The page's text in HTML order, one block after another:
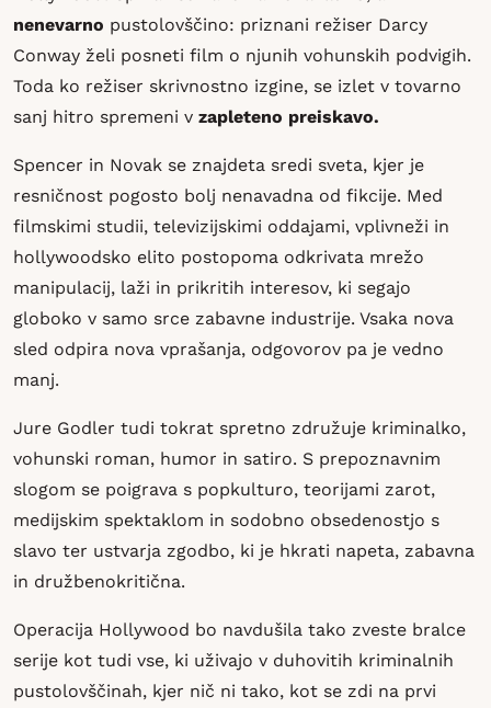
nenevarno pustolovščino: priznani režiser Darcy
Conway želi posneti film o njunih vohunskih podvigih.
Toda ko režiser skrivnostno izgine, se izlet v tovarno
sanj hitro spremeni v zapleteno preiskavo.
Spencer in Novak se znajdeta sredi sveta, kjer je
resničnost pogosto bolj nenavadna od fikcije. Med
filmskimi studii, televizijskimi oddajami, vplivneži in
hollywoodsko elito postopoma odkrivata mrežo
manipulacij, laži in prikritih interesov, ki segajo
globoko v samo srce zabavne industrije. Vsaka nova
sled odpira nova vprašanja, odgovorov pa je vedno
manj.
Jure Godler tudi tokrat spretno združuje kriminalko,
vohunski roman, humor in satiro. S prepoznavnim
slogom se poigrava s popkulturo, teorijami zarot,
medijskim spektaklom in sodobno obsedenostjo s
slavo ter ustvarja zgodbo, ki je hkrati napeta, zabavna
in družbenokritična.
Operacija Hollywood bo navdušila tako zveste bralce
serije kot tudi vse, ki uživajo v duhovitih kriminalnih
pustolovščinah, kjer nič ni tako, kot se zdi na prvi